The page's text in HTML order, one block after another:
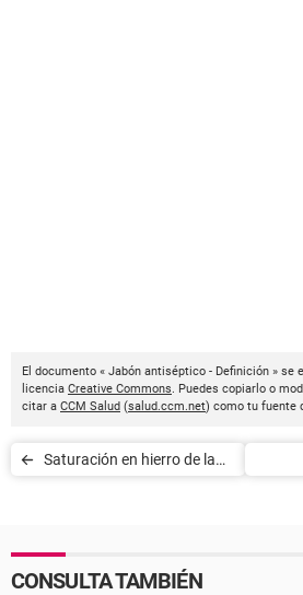
El documento « Jabón antiséptico - Definición » se
licencia Creative Commons. Puedes copiarlo o
citar a CCM Salud (salud.ccm.net) como tu fuente
Saturación en hierro de la
CONSULTA TAMBIÉN